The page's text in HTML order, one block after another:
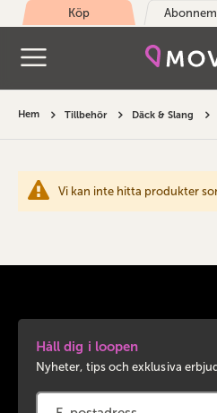
Köp
Hem Tillbehör Däck & Slang
Vi kan inte hitta produkter
Håll dig i loopen
Nyheter, tips och exklusiva